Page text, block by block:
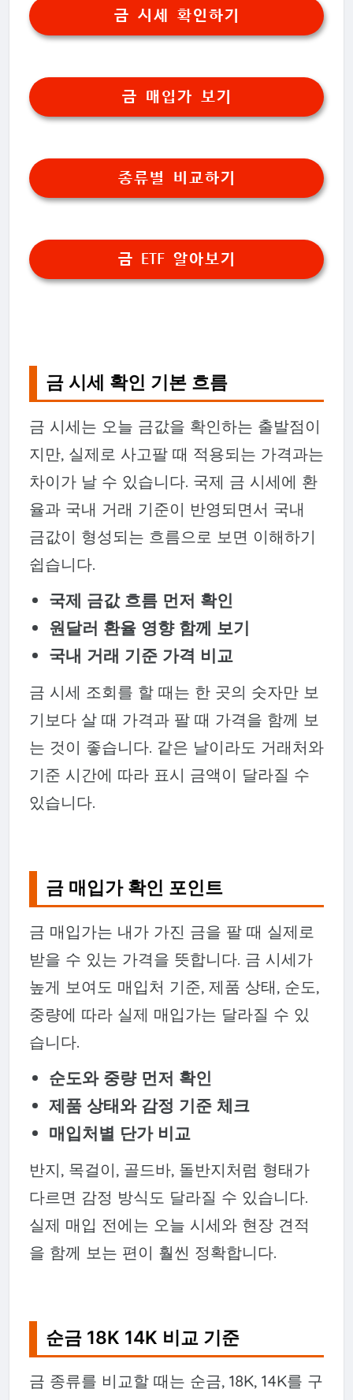
금 시세 확인하기
금 매입가 보기
종류별 비교하기
금 ETF 알아보기
금 시세 확인 기본 흐름
금 시세는 오늘 금값을 확인하는 출발점이
지만, 실제로 사고팔 때 적용되는 가격과는
차이가 날 수 있습니다. 국제 금 시세에 환
율과 국내 거래 기준이 반영되면서 국내
금값이 형성되는 흐름으로 보면 이해하기
쉽습니다.
국제 금값 흐름 먼저 확인
원달러 환율 영향 함께 보기
국내 거래 기준 가격 비교
금 시세 조회를 할 때는 한 곳의 숫자만 보
기보다 살 때 가격과 팔 때 가격을 함께 보
는 것이 좋습니다. 같은 날이라도 거래처와
기준 시간에 따라 표시 금액이 달라질 수
있습니다.
금 매입가 확인 포인트
금 매입가는 내가 가진 금을 팔 때 실제로
받을 수 있는 가격을 뜻합니다. 금 시세가
높게 보여도 매입처 기준, 제품 상태, 순도,
중량에 따라 실제 매입가는 달라질 수 있
습니다.
순도와 중량 먼저 확인
제품 상태와 감정 기준 체크
매입처별 단가 비교
반지, 목걸이, 골드바, 돌반지처럼 형태가
다르면 감정 방식도 달라질 수 있습니다.
실제 매입 전에는 오늘 시세와 현장 견적
을 함께 보는 편이 훨씬 정확합니다.
순금 18K 14K 비교 기준
금 종류를 비교할 때는 순금, 18K, 14K를 구